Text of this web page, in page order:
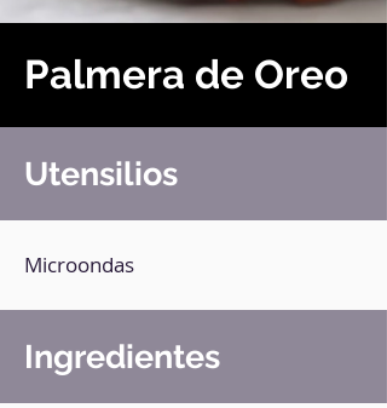
Palmera de Oreo
Utensilios
Microondas
Ingredientes